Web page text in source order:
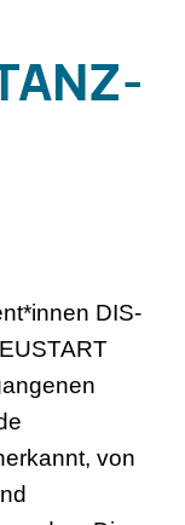
DIS-
von